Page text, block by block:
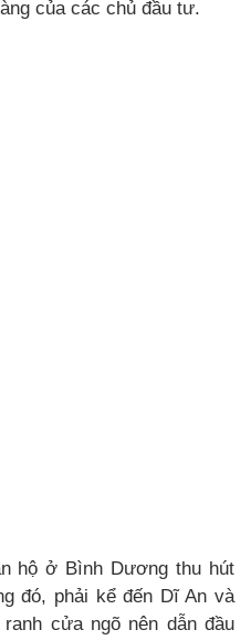
của các chủ đầu tư.
hộ ở Bình Dương thu hút
đó, phải kể đến Dĩ An và
cửa ngõ nên dẫn đầu